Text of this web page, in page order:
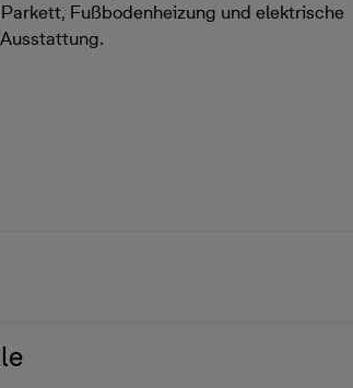
Fußbodenheizung und elektrische